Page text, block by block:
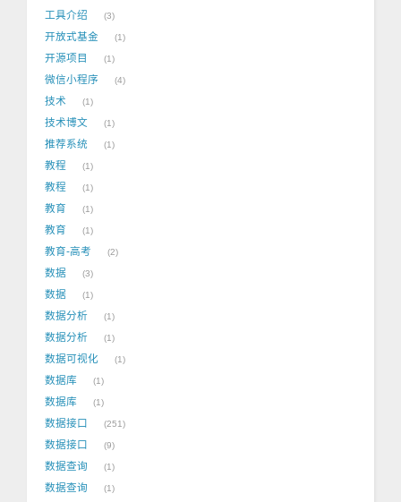
工具介绍 3
开放式基金 1
开源项目 1
微信小程序 4
技术 1
技术博文 1
推荐系统 1
教程 1
教程 1
教育 1
教育 1
教育-高考 2
数据 3
数据 1
数据分析 1
数据分析 1
数据可视化 1
数据库 1
数据库 1
数据接口 251
数据接口 9
数据查询 1
数据查询 1